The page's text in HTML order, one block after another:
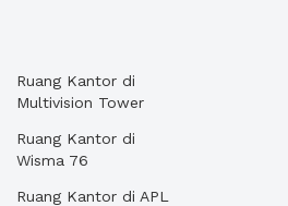
Ruang Kantor di
Multivision Tower
Ruang Kantor di
Wisma 76
Ruang Kantor di APL